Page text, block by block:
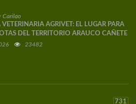
Carilao
VETERINARIA AGRIVET: EL LUGAR PARA
DEL TERRITORIO ARAUCO CAÑETE
23482
731